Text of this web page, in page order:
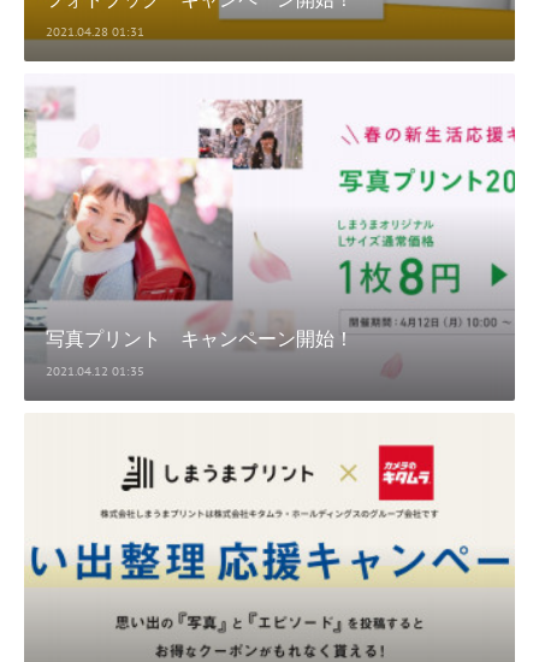
2021.04.28 01:31
写真プリント キャンペーン開始！
2021.04.12 01:35